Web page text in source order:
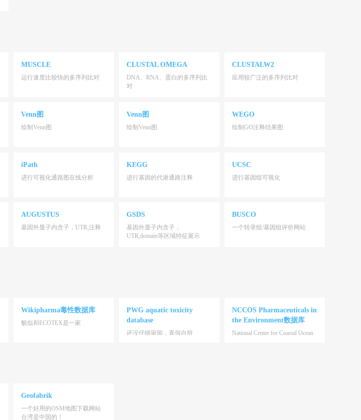
MUSCLE
运行速度比较快的多序列比对
CLUSTAL OMEGA
DNA、RNA、蛋白的多序列比
对
CLUSTALW2
应用较广泛的多序列比对
Venn图
绘制Venn图
Venn图
绘制Venn图
WEGO
绘制GO注释结果图
iPath
进行可视化通路图在线分析
KEGG
进行基因的代谢通路注释
UCSC
进行基因组可视化
AUGUSTUS
基因外显子内含子，UTR,注释
GSDS
基因外显子内含子，
UTR,domain等区域特征展示
BUSCO
一个转录组/基因组评价网站
Wikipharma毒性数据库
貌似和ECOTEX是一家
PWG aquatic toxicity
database
还没仔细审阅，真假自辩
NCCOS Pharmaceuticals in
the Environment数据库
National Center for Coastal Ocean
Geofabrik
一个好用的OSM地图下载网站
台湾是中国的！